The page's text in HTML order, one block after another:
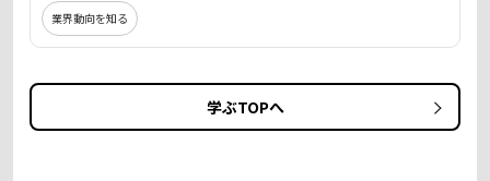
業界動向を知る
学ぶTOPへ